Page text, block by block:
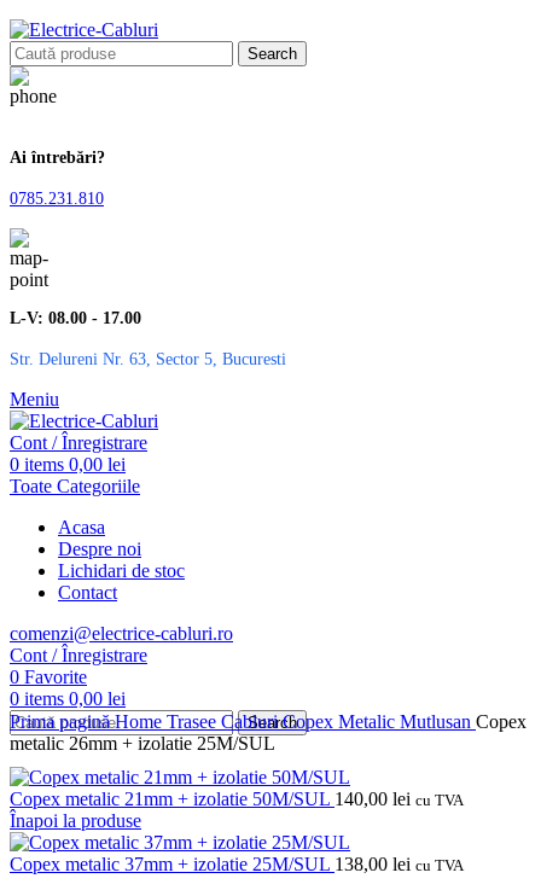
Search
Ai întrebări?
0785.231.810
L-V: 08.00 - 17.00
Str. Delureni Nr. 63, Sector 5, Bucuresti
Meniu
Cont / Înregistrare
0 items 0,00 lei
Toate Categoriile
Acasa
Despre noi
Lichidari de stoc
Contact
comenzi@electrice-cabluri.ro
Cont / Înregistrare
0 Favorite
0 items 0,00 lei
Search
Prima paginăHome Trasee CabluriCopex Metalic Mutlusan Copex
metalic 26mm + izolatie 25M/SUL
Copex metalic 21mm + izolatie 50M/SUL 140,00 lei cu TVA
Înapoi la produse
Copex metalic 37mm + izolatie 25M/SUL 138,00 lei cu TVA